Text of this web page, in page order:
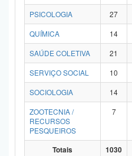
PSICOLOGIA 27
QUÍMICA
14
SAÚDE COLETIVA
21
SERVIÇO SOCIAL
10
SOCIOLOGIA
14
ZOOTECNIA /
RECURSOS
PESQUEIROS
7
Totais 1030